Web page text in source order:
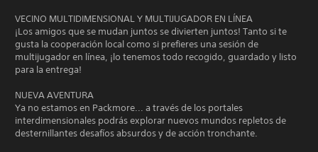
VECINO MULTIDIMENSIONAL Y MULTIJUGADOR EN LÍNEA
¡Los amigos que se mudan juntos se divierten juntos! Tanto si te
gusta la cooperación local como si prefieres una sesión de
multijugador en línea, ¡lo tenemos todo recogido, guardado y listo
para la entrega!
NUEVA AVENTURA
Ya no estamos en Packmore... a través de los portales
interdimensionales podrás explorar nuevos mundos repletos de
desternillantes desafíos absurdos y de acción tronchante.